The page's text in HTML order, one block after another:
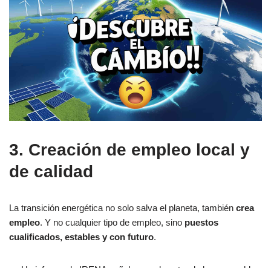
3. Creación de empleo local y
de calidad
La transición energética no solo salva el planeta, también crea
empleo. Y no cualquier tipo de empleo, sino puestos
cualificados, estables y con futuro.